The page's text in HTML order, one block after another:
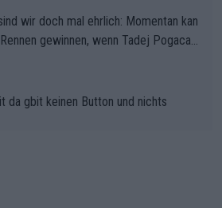
uns liegt nun das große Finale R
hat psychologisch Oberwasser, ab
müssen jetzt All-In gehen. (gregman
wir doch mal ehrlich: Momentan kan
gewinnen, wenn Tadej Pogacar
da gbit keinen Button und nichts